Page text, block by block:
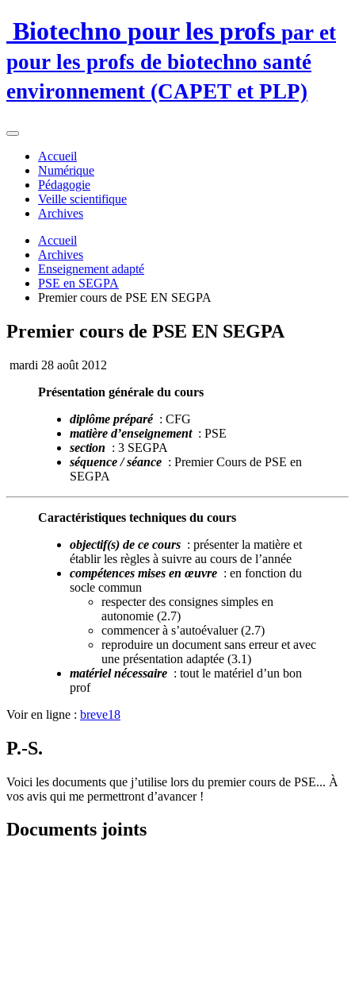
Biotechno pour les profs par et
pour les profs de biotechno santé
environnement (CAPET et PLP)
Accueil
Numérique
Pédagogie
Veille scientifique
Archives
Accueil
Archives
Enseignement adapté
PSE en SEGPA
Premier cours de PSE EN SEGPA
Premier cours de PSE EN SEGPA
mardi 28 août 2012
Présentation générale du cours
diplôme préparé : CFG
matière d’enseignement : PSE
section : 3 SEGPA
séquence / séance : Premier Cours de PSE en
SEGPA
Caractéristiques techniques du cours
objectif(s) de ce cours : présenter la matière et
établir les règles à suivre au cours de l’année
compétences mises en œuvre : en fonction du
socle commun
respecter des consignes simples en
autonomie (2.7)
commencer à s’autoévaluer (2.7)
reproduire un document sans erreur et avec
une présentation adaptée (3.1)
matériel nécessaire : tout le matériel d’un bon
prof
Voir en ligne : breve18
P.-S.
Voici les documents que j’utilise lors du premier cours de PSE... À
vos avis qui me permettront d’avancer !
Documents joints